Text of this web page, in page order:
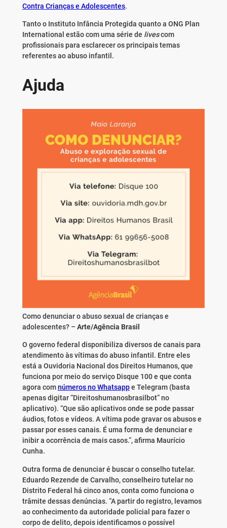
Contra Crianças e Adolescentes.
Tanto o Instituto Infância Protegida quanto a ONG Plan
International estão com uma série de livescom
profissionais para esclarecer os principais temas
referentes ao abuso infantil.
Ajuda
Como denunciar o abuso sexual de crianças e
adolescentes? – Arte/Agência Brasil
O governo federal disponibiliza diversos de canais para
atendimento às vítimas do abuso infantil. Entre eles
está a Ouvidoria Nacional dos Direitos Humanos, que
funciona por meio do serviço Disque 100 e que conta
agora comnúmeros no Whatsappe Telegram (basta
apenas digitar “Direitoshumanosbrasilbot” no
aplicativo). “Que são aplicativos onde se pode passar
áudios, fotos e vídeos. A vítima pode gravar os abusos e
passar por esses canais. É uma forma de denunciar e
inibir a ocorrência de mais casos.”, afirma Maurício
Cunha.
Outra forma de denunciar é buscar o conselho tutelar.
Eduardo Rezende de Carvalho, conselheiro tutelar no
Distrito Federal há cinco anos, conta como funciona o
trâmite dessas denúncias. “A partir do registro, levamos
ao conhecimento da autoridade policial para fazer o
corpo de delito, depois identificamos o possível